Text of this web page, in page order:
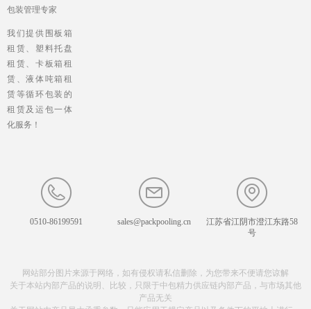
包装管理专家
我们提供围板箱
租赁、塑料托盘
租赁、卡板箱租
赁、液体吨箱租
赁等循环包装的
租赁及运包一体
化服务！
网站部分图片来源于网络，如有侵权请私信删除，为您带来不便请您谅解
关于本站内部产品的说明、比较，只限于中包精力供应链内部产品，与市场其他
产品无关
0510-86199591 sales@packpooling.cn
江苏省江阴市澄江东路58
号